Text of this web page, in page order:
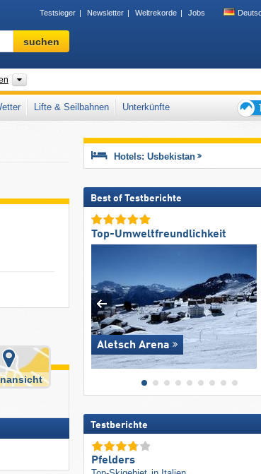
Testsieger Newsletter Weltrekorde Jobs
Skigebiet,
Region,
…
suchen
Lifte & Seilbahnen
Unterkünfte
für
Hotels: Usbekistan
Best of Testberichte
Top-Umweltfreundlichkeit
Aletsch Arena
Testberichte
Pfelders